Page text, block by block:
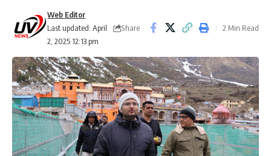
Last updated: April
2, 2025 12:13 pm
Web Editor
Share
2 Min Read